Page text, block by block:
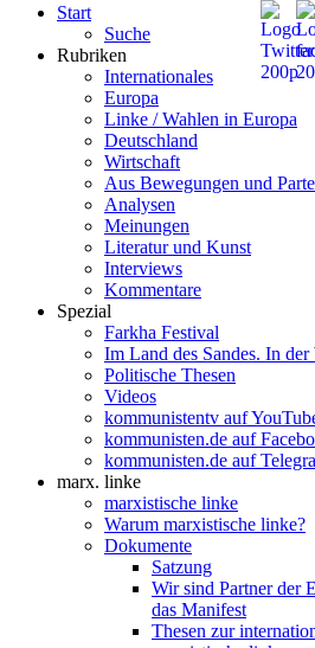
Start
Suche
Rubriken
Internationales
Europa
Linke / Wahlen in Europa
Deutschland
Wirtschaft
Aus Bewegungen und
Analysen
Meinungen
Literatur und Kunst
Interviews
Kommentare
Spezial
Farkha Festival
Im Land des Sandes. In der
Politische Thesen
Videos
kommunistentv auf
kommunisten.de auf
kommunisten.de auf
marx. linke
marxistische linke
Warum marxistische linke?
Dokumente
Satzung
Wir sind Partner der
das Manifest
Thesen zur